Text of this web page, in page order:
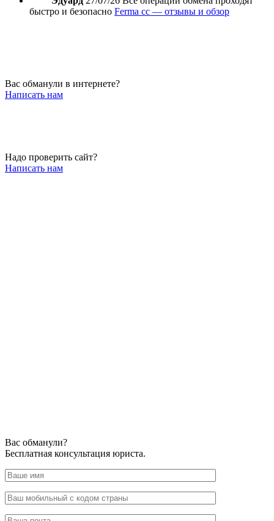
быстро и безопасно Ferma cc — отзывы и обзор
Вас обманули в интернете?
Написать нам
Надо проверить сайт?
Написать нам
Вас обманули?
Бесплатная консультация юриста.